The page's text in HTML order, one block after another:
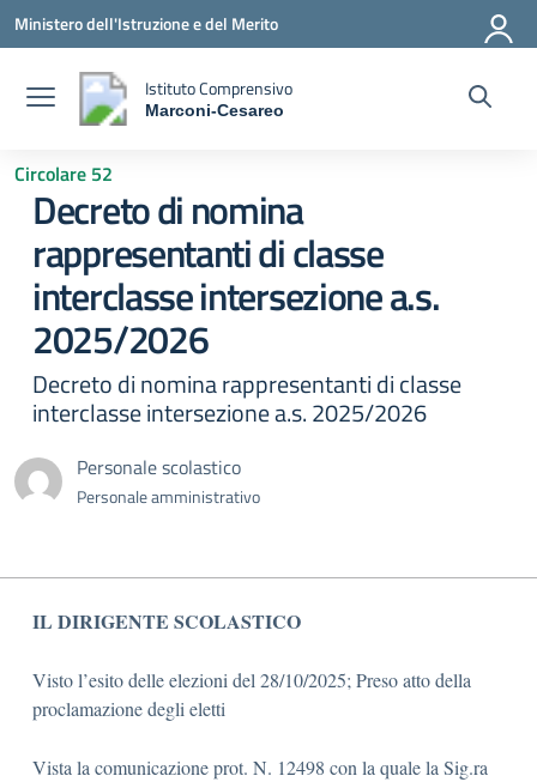
Vai ai contenuti
Vai al menu di navigazione
Vai al footer
Ministero dell'Istruzione e del Merito
Istituto Comprensivo
Marconi-Cesareo
Circolare 52
Decreto di nomina
rappresentanti di classe
interclasse intersezione a.s.
2025/2026
Decreto di nomina rappresentanti di classe
interclasse intersezione a.s. 2025/2026
Personale scolastico
Personale amministrativo
IL DIRIGENTE SCOLASTICO
Visto l’esito delle elezioni del 28/10/2025; Preso atto della
proclamazione degli eletti
Vista la comunicazione prot. N. 12498 con la quale la Sig.ra